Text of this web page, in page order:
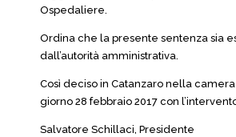
Ospedaliere.
Ordina che la presente sentenza sia
dall’autorità amministrativa.
Così deciso in Catanzaro nella
giorno 28 febbraio 2017 con
Salvatore Schillaci, Presidente